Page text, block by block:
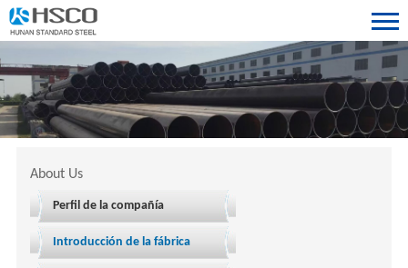
About Us
Perfil de la compañía
Introducción de la fábrica